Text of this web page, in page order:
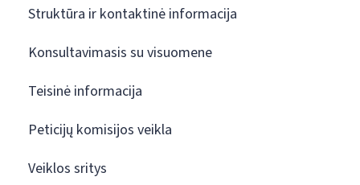
Struktūra ir kontaktinė informacija
Konsultavimasis su visuomene
Teisinė informacija
Peticijų komisijos veikla
Veiklos sritys